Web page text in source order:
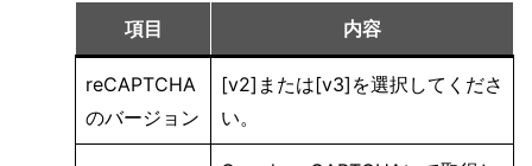
項目 内容
reCAPTCHA
のバージョン
[v2]または[v3]を選択してくださ
い。